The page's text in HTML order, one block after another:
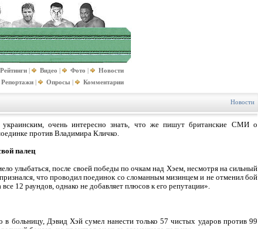
Рейтинги | Видео | Фото |
Новости
Репортажи | Опросы | Комментарии
Новости
очень интересно знать, что же пишут британские СМИ о
против Владимира Кличко.
палец
улыбаться, после своей победы по очкам над Хэем, несмотря на сильный
что проводил поединок со сломанным мизинцем и не отменил бой
12 раундов, однако не добавляет плюсов к его репутации».
больницу, Дэвид Хэй сумел нанести только 57 чистых ударов против 99